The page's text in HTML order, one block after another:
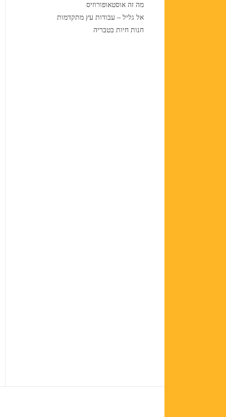
מה זה אוסטאופורוזיס
אל גליל – עבודות עץ מתקדמות
חנות חיות בטבריה